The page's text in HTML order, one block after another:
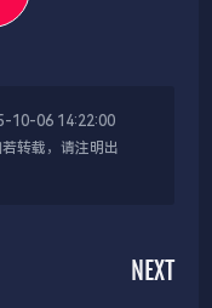
10-06 14:22:00
转载，请注明出
NEXT